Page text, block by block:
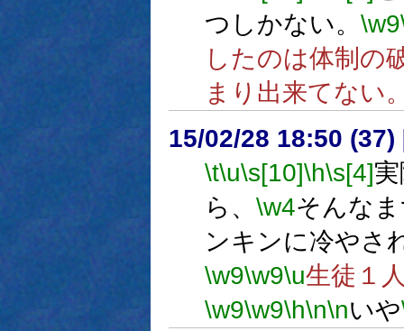
つしかない。 \w9
したのは体制の
まり出来てない
15/02/28 18:50 (37)
\t\u\s[10]\h\s[4]
ら、 \w4そんな
ンキンに冷やさ
\w9\w9\u生徒１
\w9\w9\h\n\nいや